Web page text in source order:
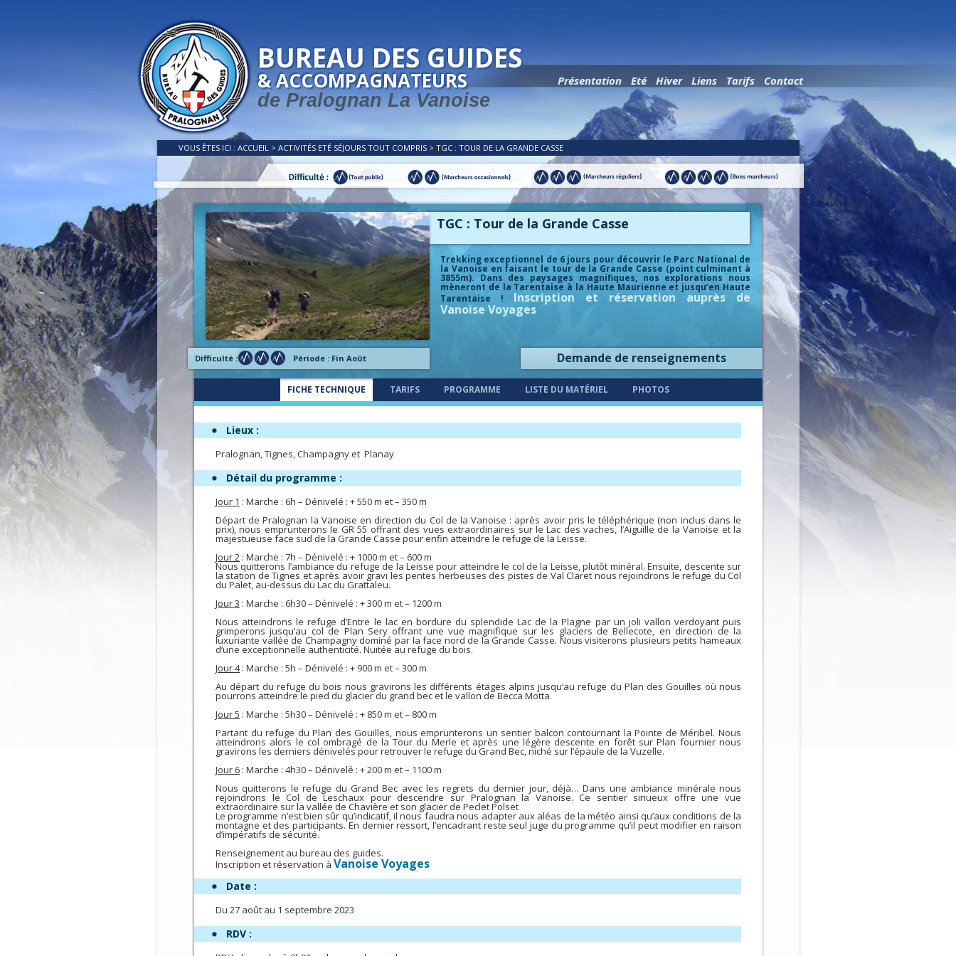
BUREAU DES GUIDES
& ACCOMPAGNATEURS
de Pralognan La Vanoise
Aller au contenu principal
Présentation Eté Hiver Liens Tarifs Contact
VOUS ÊTES ICI : ACCUEIL> ACTIVITÉS ETÉ SÉJOURS TOUT COMPRIS> TGC : TOUR DE LA GRANDE CASSE
TGC : Tour de la Grande Casse
Trekking exceptionnel de 6 jours pour découvrir le Parc National de
la Vanoise en faisant le tour de la Grande Casse (point culminant à
3855m). Dans des paysages magnifiques, nos explorations nous
mèneront de la Tarentaise à la Haute Maurienne et jusqu’en Haute
Tarentaise ! Inscription et réservation auprès de
Vanoise Voyages
Difficulté : Période : Fin Août Demande de renseignements
FICHE TECHNIQUE TARIFS PROGRAMME LISTE DU MATÉRIEL PHOTOS
Lieux :
Pralognan, Tignes, Champagny et Planay
Détail du programme :
Jour 1 : Marche : 6h – Dénivelé : + 550 m et – 350 m
Départ de Pralognan la Vanoise en direction du Col de la Vanoise : après avoir pris le téléphérique (non inclus dans le
prix), nous emprunterons le GR 55 offrant des vues extraordinaires sur le Lac des vaches, l’Aiguille de la Vanoise et la
majestueuse face sud de la Grande Casse pour enfin atteindre le refuge de la Leisse.
Jour 2 : Marche : 7h – Dénivelé : + 1000 m et – 600 m
Nous quitterons l’ambiance du refuge de la Leisse pour atteindre le col de la Leisse, plutôt minéral. Ensuite, descente sur
la station de Tignes et après avoir gravi les pentes herbeuses des pistes de Val Claret nous rejoindrons le refuge du Col
du Palet, au-dessus du Lac du Grattaleu.
Jour 3 : Marche : 6h30 – Dénivelé : + 300 m et – 1200 m
Nous atteindrons le refuge d’Entre le lac en bordure du splendide Lac de la Plagne par un joli vallon verdoyant puis
grimperons jusqu’au col de Plan Sery offrant une vue magnifique sur les glaciers de Bellecote, en direction de la
luxuriante vallée de Champagny dominé par la face nord de la Grande Casse. Nous visiterons plusieurs petits hameaux
d’une exceptionnelle authenticité. Nuitée au refuge du bois.
Jour 4: Marche : 5h – Dénivelé : + 900 m et – 300 m
Au départ du refuge du bois nous gravirons les différents étages alpins jusqu’au refuge du Plan des Gouilles où nous
pourrons atteindre le pied du glacier du grand bec et le vallon de Becca Motta.
Jour 5 : Marche : 5h30 – Dénivelé : + 850 m et – 800 m
Partant du refuge du Plan des Gouilles, nous emprunterons un sentier balcon contournant la Pointe de Méribel. Nous
atteindrons alors le col ombragé de la Tour du Merle et après une légère descente en forêt sur Plan fournier nous
gravirons les derniers dénivelés pour retrouver le refuge du Grand Bec, niché sur l’épaule de la Vuzelle.
Jour 6 : Marche : 4h30 – Dénivelé : + 200 m et – 1100 m
Nous quitterons le refuge du Grand Bec avec les regrets du dernier jour, déjà… Dans une ambiance minérale nous
rejoindrons le Col de Leschaux pour descendre sur Pralognan la Vanoise. Ce sentier sinueux offre une vue
extraordinaire sur la vallée de Chavière et son glacier de Peclet Polset
Le programme n’est bien sûr qu’indicatif, il nous faudra nous adapter aux aléas de la météo ainsi qu’aux conditions de la
montagne et des participants. En dernier ressort, l’encadrant reste seul juge du programme qu’il peut modifier en raison
d’impératifs de sécurité.
Renseignement au bureau des guides.
Inscription et réservation à Vanoise Voyages
Date :
Du 27 août au 1 septembre 2023
RDV :